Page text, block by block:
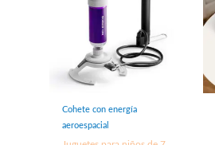
Cohete con energía
aeroespacial